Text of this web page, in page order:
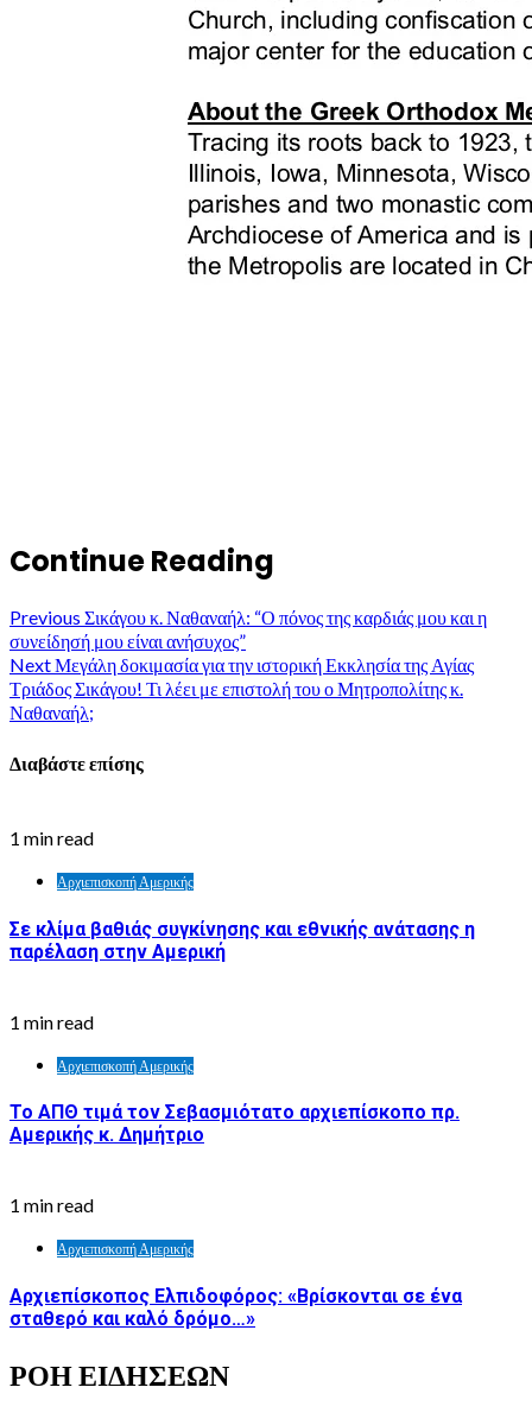
Continue Reading
Previous Σικάγου κ. Ναθαναήλ: “Ο πόνος της καρδιάς μου και η
συνείδησή μου είναι ανήσυχος”
NextΜεγάλη δοκιμασία για την ιστορική Εκκλησία της Αγίας
Τριάδος Σικάγου! Τι λέει με επιστολή του ο Μητροπολίτης κ.
Ναθαναήλ;
Διαβάστε επίσης
1 min read
Αρχιεπισκοπή Αμερικής
Σε κλίμα βαθιάς συγκίνησης και εθνικής ανάτασης η
παρέλαση στην Αμερική
1 min read
Αρχιεπισκοπή Αμερικής
Το ΑΠΘ τιμά τον Σεβασμιότατο αρχιεπίσκοπο πρ.
Αμερικής κ. Δημήτριο
1 min read
Αρχιεπισκοπή Αμερικής
Αρχιεπίσκοπος Ελπιδοφόρος: «Βρίσκονται σε ένα
σταθερό και καλό δρόμο…»
ΡΟΗ ΕΙΔΗΣΕΩΝ